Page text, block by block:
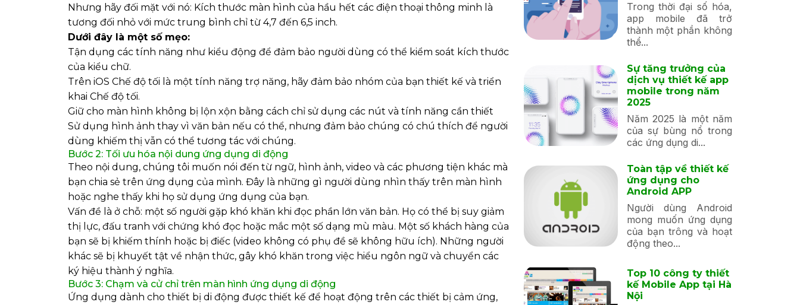
Nhưng hãy đối mặt với nó: Kích thước màn hình của hầu hết các điện thoại thông minh là
tương đối nhỏ với mức trung bình chỉ từ 4,7 đến 6,5 inch.
Dưới đây là một số mẹo:
Tận dụng các tính năng như kiểu động để đảm bảo người dùng có thể kiểm soát kích thước
của kiểu chữ.
Trên iOS Chế độ tối là một tính năng trợ năng, hãy đảm bảo nhóm của bạn thiết kế và triển
khai Chế độ tối.
Giữ cho màn hình không bị lộn xộn bằng cách chỉ sử dụng các nút và tính năng cần thiết
Sử dụng hình ảnh thay vì văn bản nếu có thể, nhưng đảm bảo chúng có chú thích để người
dùng khiếm thị vẫn có thể tương tác với chúng.
Bước 2: Tối ưu hóa nội dung ứng dụng di động
Theo nội dung, chúng tôi muốn nói đến từ ngữ, hình ảnh, video và các phương tiện khác mà
bạn chia sẻ trên ứng dụng của mình. Đây là những gì người dùng nhìn thấy trên màn hình
hoặc nghe thấy khi họ sử dụng ứng dụng của bạn.
Vấn đề là ở chỗ: một số người gặp khó khăn khi đọc phần lớn văn bản. Họ có thể bị suy giảm
thị lực, đấu tranh với chứng khó đọc hoặc mắc một số dạng mù màu. Một số khách hàng của
bạn sẽ bị khiếm thính hoặc bị điếc (video không có phụ đề sẽ không hữu ích). Những người
khác sẽ bị khuyết tật về nhận thức, gây khó khăn trong việc hiểu ngôn ngữ và chuyển các
ký hiệu thành ý nghĩa.
Bước 3: Chạm và cử chỉ trên màn hình ứng dụng di động
Ứng dụng dành cho thiết bị di động được thiết kế để hoạt động trên các thiết bị cảm ứng,
Trong thời đại số hóa,
app mobile đã trở
thành một phần không
thể...
Sự tăng trưởng của
dịch vụ thiết kế app
mobile trong năm
2025
Năm 2025 là một năm
của sự bùng nổ trong
các ứng dụng di...
Toàn tập về thiết kế
ứng dụng cho
Android APP
Người dùng Android
mong muốn ứng dụng
của bạn trông và hoạt
động theo...
Top 10 công ty thiết
kế Mobile App tại Hà
Nội